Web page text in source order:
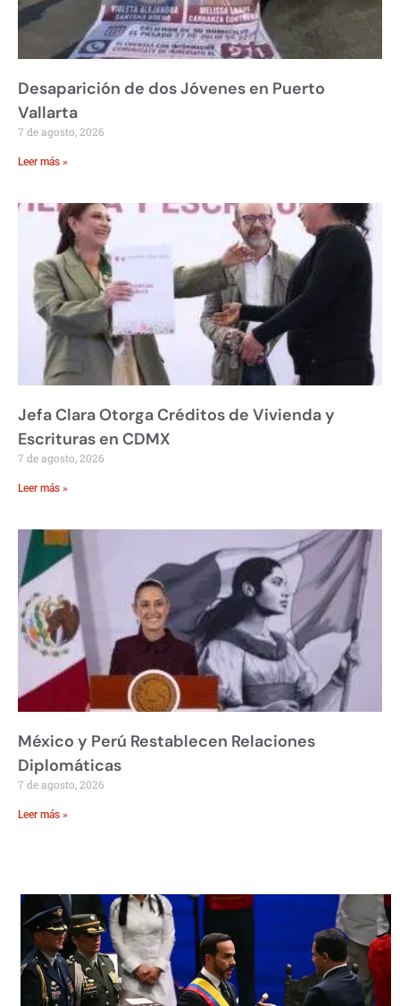
Desaparición de dos Jóvenes en Puerto
Vallarta
7 de agosto, 2026
Leer más »
Jefa Clara Otorga Créditos de Vivienda y
Escrituras en CDMX
7 de agosto, 2026
Leer más »
México y Perú Restablecen Relaciones
Diplomáticas
7 de agosto, 2026
Leer más »